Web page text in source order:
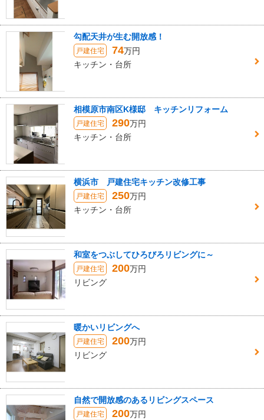
勾配天井が生む開放感！
戸建住宅 74万円
キッチン・台所
相模原市南区K様邸 キッチンリフォーム
戸建住宅 290万円
キッチン・台所
横浜市 戸建住宅キッチン改修工事
戸建住宅 250万円
キッチン・台所
和室をつぶしてひろびろリビングに～
戸建住宅 200万円
リビング
暖かいリビングへ
戸建住宅 200万円
リビング
自然で開放感のあるリビングスペース
戸建住宅 200万円